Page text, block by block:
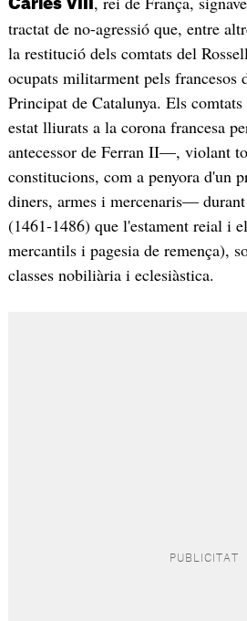
Carles VIII
tractat de no-agressió que, entre
la restitució dels comtats del
ocupats militarment pels francesos
Principat de Catalunya. Els
estat lliurats a la corona francesa
antecessor de Ferran II—, violant
constitucions, com a penyora d'un
diners, armes i mercenaris—
(1461-1486) que l'estament reial i
mercantils i pagesia de remença),
classes nobiliària i eclesiàstica.